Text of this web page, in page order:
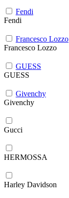
Fendi
Fendi
Francesco Lozzo
Francesco Lozzo
GUESS
GUESS
Givenchy
Givenchy
Gucci
HERMOSSA
Harley Davidson